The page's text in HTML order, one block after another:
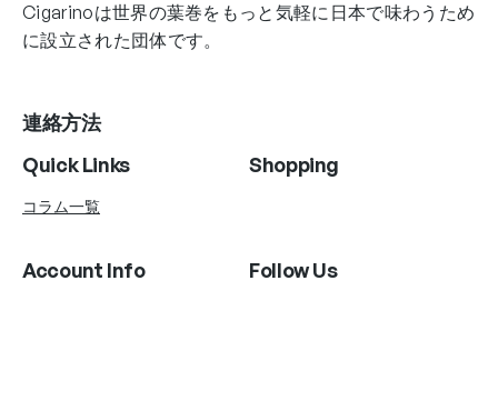
Cigarinoは世界の葉巻をもっと気軽に日本で味わうため
に設立された団体です。
連絡方法
Quick Links
コラム一覧
Shopping
Account Info Follow Us